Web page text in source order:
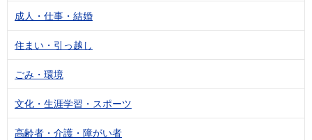
成人・仕事・結婚
住まい・引っ越し
ごみ・環境
文化・生涯学習・スポーツ
高齢者・介護・障がい者